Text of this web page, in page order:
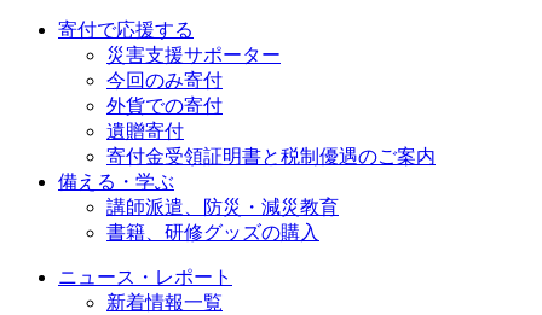
寄付で応援する
災害支援サポーター
今回のみ寄付
外貨での寄付
遺贈寄付
寄付金受領証明書と税制優遇のご案内
備える・学ぶ
講師派遣、防災・減災教育
書籍、研修グッズの購入
ニュース・レポート
新着情報一覧